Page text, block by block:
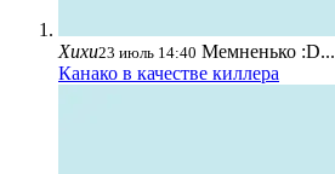
Хихи23 июль 14:40 Мемненько :D...
Канако в качестве киллера